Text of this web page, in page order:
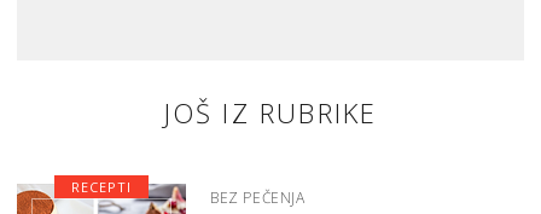
JOŠ IZ RUBRIKE
BEZ PEČENJA
RECEPTI